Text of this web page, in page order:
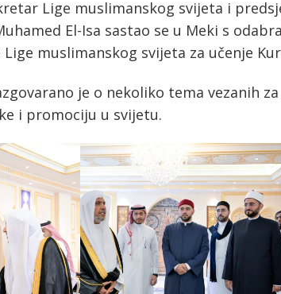
Lige muslimanskog svijeta i
El-Isa sastao se u Meki s
muslimanskog svijeta za učenje
je o nekoliko tema vezanih
i promociju u svijetu.